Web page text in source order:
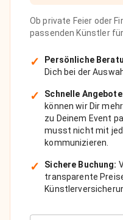
Ob private Feier oder
passenden Künstler
✓ Persönliche
Dich bei der
✓ Schnelle
können wir Dir
zu Deinem Event
musst nicht mit
kommunizieren.
✓ Sichere Buchung:
transparente